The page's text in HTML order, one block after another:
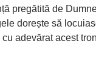
pregătită de
dorește să
cu adevărat acest